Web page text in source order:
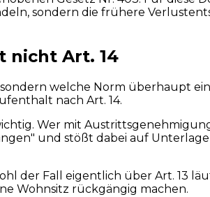
sondern die frühere
nicht Art. 14
welche Norm überhaupt
nach Art. 14.
Wer mit
und stößt dabei auf
der Fall eigentlich über Art. 13
Wohnsitz rückgängig machen.